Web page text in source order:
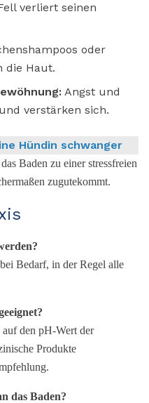
verliert seinen
oder
die Haut.
Angst und
verstärken sich.
Hündin schwanger
Baden zu einer stressfreien
zugutekommt.
Bedarf, in der Regel alle
den pH-Wert der
Produkte
das Baden?